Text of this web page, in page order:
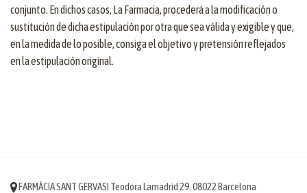
conjunto. En dichos casos, La Farmacia, procederá a la modificación o
sustitución de dicha estipulación por otra que sea válida y exigible y que,
en la medida de lo posible, consiga el objetivo y pretensión reflejados
en la estipulación original.
FARMÀCIA SANT GERVASI Teodora Lamadrid 29. 08022 Barcelona